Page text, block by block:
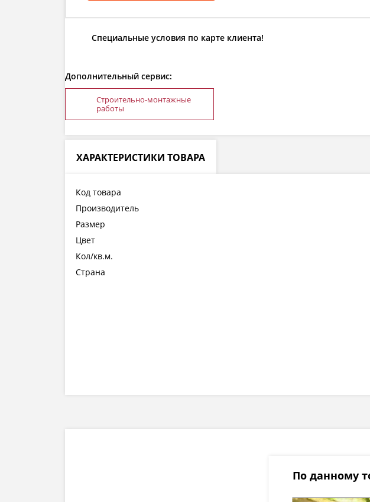
Специальные условия по карте клиента!
Дополнительный сервис:
Строительно-монтажные
работы
ХАРАКТЕРИСТИКИ ТОВАРА
Код товара
Производитель
Размер
Цвет
Кол/кв.м.
Страна
По данному